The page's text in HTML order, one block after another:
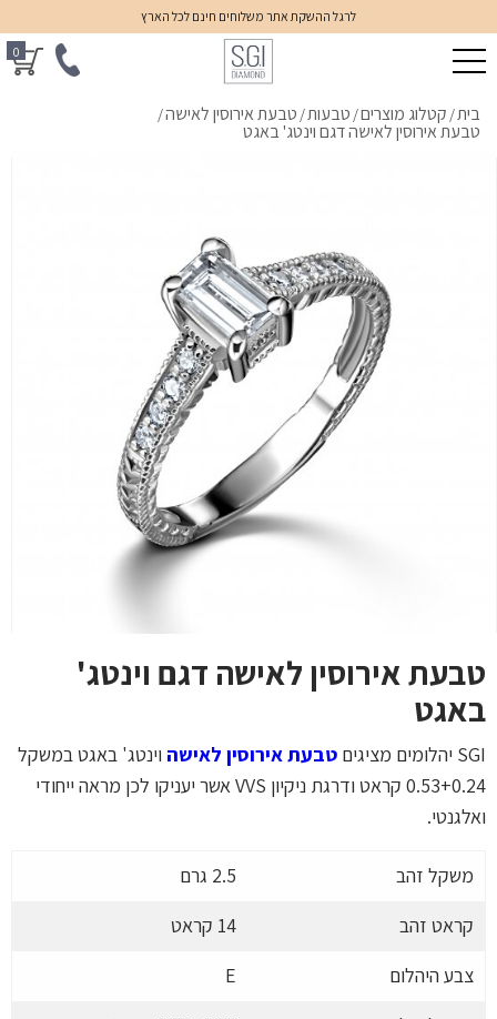
לרגל ההשקת אתר משלוחים חינם לכל הארץ
0
בית/ קטלוג מוצרים/ טבעות/ טבעת אירוסין לאישה/
טבעת אירוסין לאישה דגם וינטג' באגט
טבעת אירוסין לאישה דגם וינטג'
באגט
SGI יהלומים מציגים טבעת אירוסין לאישה וינטג' באגט במשקל
0.53+0.24 קראט ודרגת ניקיון VVS אשר יעניקו לכן מראה ייחודי
ואלגנטי.
משקל זהב
2.5 גרם
קראט זהב
14 קראט
צבע היהלום
E